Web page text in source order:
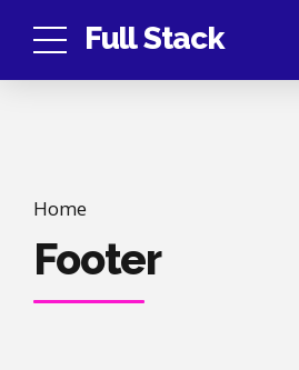
Full Stack
Home
Footer